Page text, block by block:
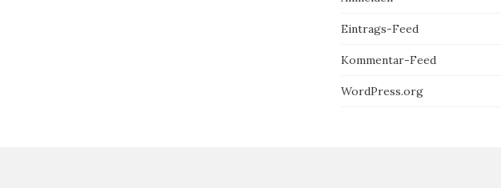
Eintrags-Feed
Kommentar-Feed
WordPress.org